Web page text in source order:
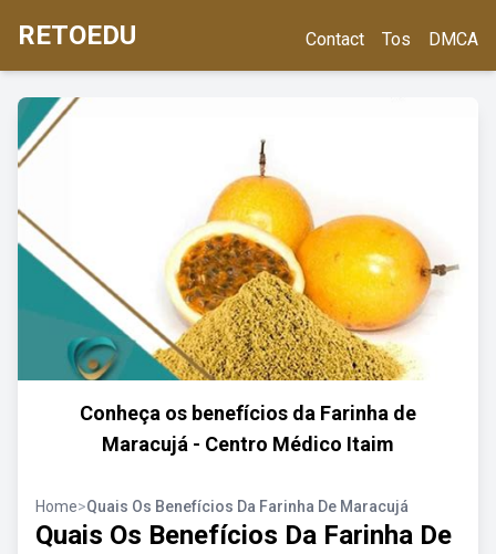
RETOEDU Contact Tos DMCA
Conheça os benefícios da Farinha de
Maracujá - Centro Médico Itaim
Home>Quais Os Benefícios Da Farinha De Maracujá
Quais Os Benefícios Da Farinha De